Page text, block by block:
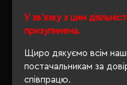
У зв'язку з цим
призупинена.
Щиро дякуємо всім
постачальникам за
співпрацю.